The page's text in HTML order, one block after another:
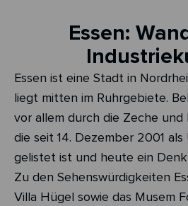
Essen:
Essen ist eine Stadt in
liegt mitten im Ruhrgebiete.
vor allem durch die Zeche und
die seit 14. Dezember 2001 als
gelistet ist und heute ein
Zu den Sehenswürdigkeiten
Villa Hügel sowie das Musem